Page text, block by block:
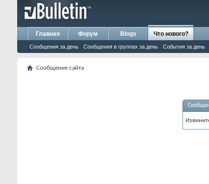
Главная Форум Blogs Что нового?
Сообщения за день Сообщения в группах за день События за день
Сообщение сайта